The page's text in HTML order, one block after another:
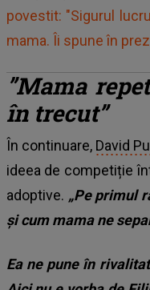
povestit: "Sigurul
mama. Îi spune în
”Mama
în trecut”
În continuare, David
ideea de competiție
adoptive. „Pe primul
și cum mama ne
Ea ne pune în